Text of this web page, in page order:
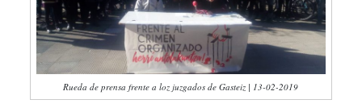
Rueda de prensa frente a loz juzgados de Gasteiz | 13-02-2019